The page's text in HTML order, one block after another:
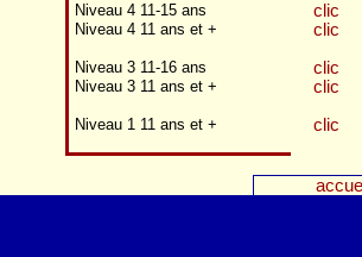
Niveau 4 11-15 ans clic
Niveau 4 11 ans et + clic
Niveau 3 11-16 ans clic
Niveau 3 11 ans et + clic
Niveau 1 11 ans et + clic